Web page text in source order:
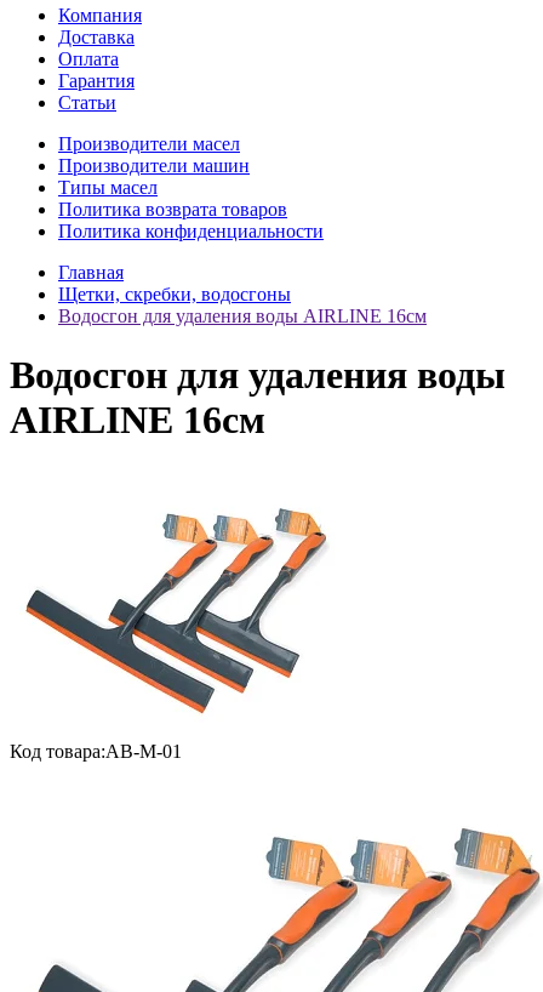
Компания
Доставка
Оплата
Гарантия
Статьи
Производители масел
Производители машин
Типы масел
Политика возврата товаров
Политика конфиденциальности
Главная
Щетки, скребки, водосгоны
Водосгон для удаления воды AIRLINE 16см
Водосгон для удаления воды
AIRLINE 16см
Код товара:AB-M-01